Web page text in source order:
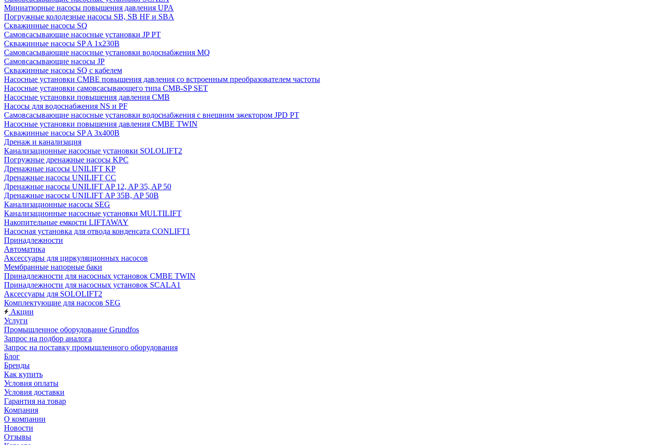
Миниатюрные насосы повышения давления UPA
Погружные колодезные насосы SB, SB HF и SBA
Скважинные насосы SQ
Самовсасывающие насосные установки JP PT
Скважинные насосы SP A 1x230В
Самовсасывающие насосные установки водоснабжения MQ
Самовсасывающие насосы JP
Скважинные насосы SQ с кабелем
Насосные установки CMBE повышения давления со встроенным преобразователем частоты
Насосные установки самовсасывающего типа CMB-SP SET
Насосные установки повышения давления CMB
Насосы для водоснабжения NS и PF
Самовсасывающие насосные установки водоснабжения с внешним эжектором JPD PT
Насосные установки повышения давления CMBE TWIN
Скважинные насосы SP A 3x400В
Дренаж и канализация
Канализационные насосные установки SOLOLIFT2
Погружные дренажные насосы KPC
Дренажные насосы UNILIFT KP
Дренажные насосы UNILIFT CC
Дренажные насосы UNILIFT AP 12, AP 35, AP 50
Дренажные насосы UNILIFT AP 35B, AP 50B
Канализационные насосы SEG
Канализационные насосные установки MULTILIFT
Накопительные емкости LIFTAWAY
Насосная установка для отвода конденсата CONLIFT1
Принадлежности
Автоматика
Аксессуары для циркуляционных насосов
Мембранные напорные баки
Принадлежности для насосных установок CMBE TWIN
Принадлежности для насосных установок SCALA1
Аксессуары для SOLOLIFT2
Комплектующие для насосов SEG
Акции
Услуги
Промышленное оборудование Grundfos
Запрос на подбор аналога
Запрос на поставку промышленного оборудования
Блог
Бренды
Как купить
Условия оплаты
Условия доставки
Гарантия на товар
Компания
О компании
Новости
Отзывы